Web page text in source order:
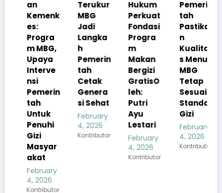
Kemenk
es:
Progra
m MBG,
Upaya
Interve
nsi
Pemerin
tah
Untuk
Penuhi
Gizi
Masyar
akat
February
4, 2026
Kontributor
Terukur
MBG
Jadi
Langka
Pemerin
tah
Cetak
Genera
si Sehat
February
4, 2026
Kontributor
Hukum
Perkuat
Fondasi
Progra
Makan
Bergizi
GratisO
leh:
Putri
Ayu
Lestari
February
4, 2026
Kontributor
Pemerin
tah
Pastika
Kualita
s Menu
MBG
Tetap
Sesuai
Standar
Gizi
February
4, 2026
Kontributor